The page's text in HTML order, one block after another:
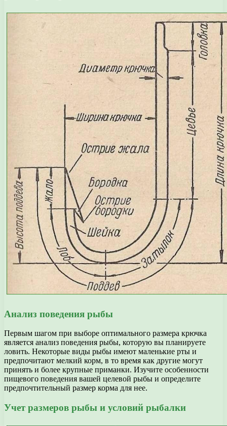
Анализ поведения рыбы
Первым шагом при выборе оптимального размера крючка
является анализ поведения рыбы, которую вы планируете
ловить. Некоторые виды рыбы имеют маленькие рты и
предпочитают мелкий корм, в то время как другие могут
принять и более крупные приманки. Изучите особенности
пищевого поведения вашей целевой рыбы и определите
предпочтительный размер корма для нее.
Учет размеров рыбы и условий рыбалки